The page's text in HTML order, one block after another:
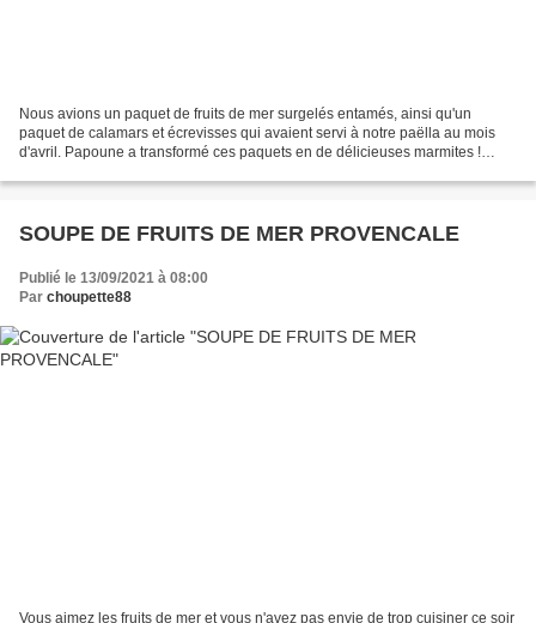
Nous avions un paquet de fruits de mer surgelés entamés, ainsi qu'un
paquet de calamars et écrevisses qui avaient servi à notre paëlla au mois
d'avril. Papoune a transformé ces paquets en de délicieuses marmites !
SOUPE DE FRUITS DE MER PROVENCALE
Publié le 13/09/2021 à 08:00
Par choupette88
Vous aimez les fruits de mer et vous n'avez pas envie de trop cuisiner ce soir